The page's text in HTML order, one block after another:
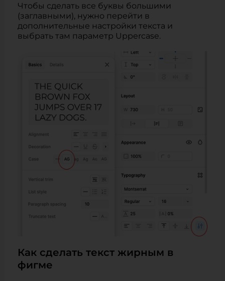
Чтобы сделать все буквы большими
(заглавными), нужно перейти в
дополнительные настройки текста и
выбрать там параметр Uppercase.
Как сделать текст жирным в
фигме